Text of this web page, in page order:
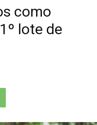
como
lote de